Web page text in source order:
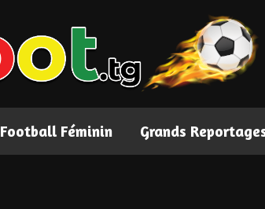
Football Féminin Grands